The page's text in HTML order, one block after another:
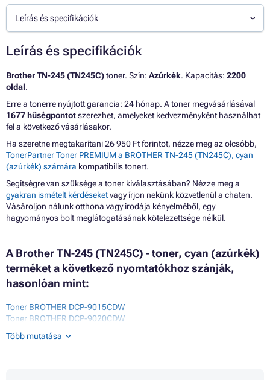
Leírás és specifikációk
Leírás és specifikációk
Brother TN-245 (TN245C)toner. Szín: Azúrkék. Kapacitás: 2200
oldal.
Erre a tonerre nyújtott garancia: 24 hónap. A toner megvásárlásával
1677 hűségpontotszerezhet, amelyeket kedvezményként használhat
fel a következő vásárlásakor.
Ha szeretne megtakarítani 26 950 Ft forintot, nézze meg az olcsóbb,
TonerPartner Toner PREMIUM a BROTHER TN-245 (TN245C), cyan
(azúrkék) számára kompatibilis tonert.
Segítségre van szüksége a toner kiválasztásában? Nézze meg a
gyakran ismételt kérdéseketvagy írjon nekünk közvetlenül a chaten.
Vásároljon nálunk otthona vagy irodája kényelméből, egy
hagyományos bolt meglátogatásának kötelezettsége nélkül.
A Brother TN-245 (TN245C) - toner, cyan (azúrkék)
terméket a következő nyomtatókhoz szánják,
hasonlóan mint:
Toner BROTHER DCP-9015CDW
Toner BROTHER DCP-9020CDW
Toner BROTHER HL-3140CW
Toner BROTHER HL-3150CDN
Több mutatása